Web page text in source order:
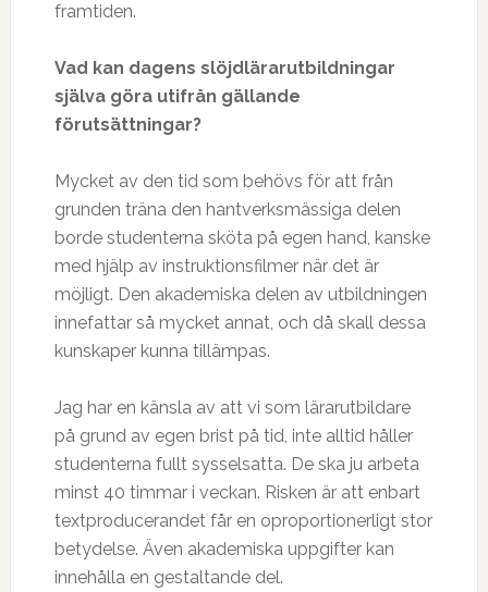
framtiden.
Vad kan dagens slöjdlärarutbildningar
själva göra utifrån gällande
förutsättningar?
Mycket av den tid som behövs för att från
grunden träna den hantverksmässiga delen
borde studenterna sköta på egen hand, kanske
med hjälp av instruktionsfilmer när det är
möjligt. Den akademiska delen av utbildningen
innefattar så mycket annat, och då skall dessa
kunskaper kunna tillämpas.
Jag har en känsla av att vi som lärarutbildare
på grund av egen brist på tid, inte alltid håller
studenterna fullt sysselsatta. De ska ju arbeta
minst 40 timmar i veckan. Risken är att enbart
textproducerandet får en oproportionerligt stor
betydelse. Även akademiska uppgifter kan
innehålla en gestaltande del.